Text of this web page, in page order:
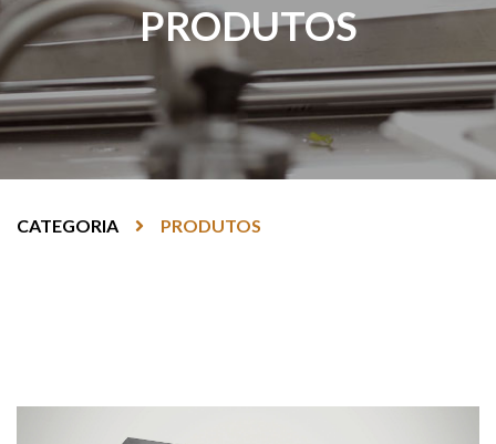
PRODUTOS
CATEGORIA PRODUTOS